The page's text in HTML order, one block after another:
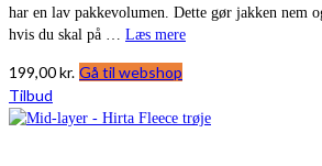
har en lav pakkevolumen. Dette gør jakken nem
hvis du skal på … Læs mere
199,00kr. Gå til webshop
Tilbud